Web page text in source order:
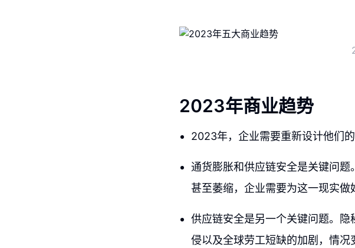
2023年商业趋势
2023年，企业需要重新设计他们
通货膨胀和供应链安全是关键问
甚至萎缩，企业需要为这一现实做
供应链安全是另一个关键问题。
侵以及全球劳工短缺的加剧，情